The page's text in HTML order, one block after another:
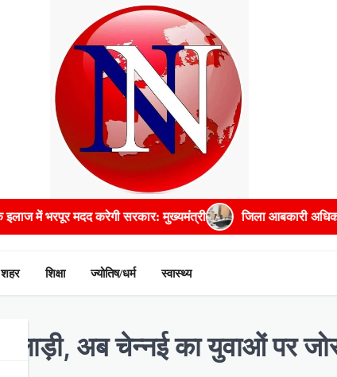
मुख्यमंत्री जिला आबकारी अधिकारी सहित पांच अधिकारियों
शहर शिक्षा ज्योतिष/धर्म स्वास्थ्य
अब चेन्नई का युवाओं पर